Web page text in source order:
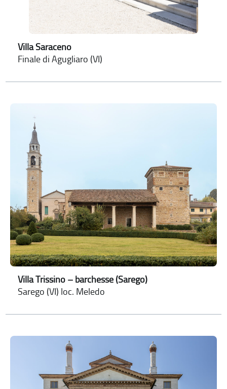
Villa Saraceno
Finale di Agugliaro (VI)
Villa Trissino – barchesse (Sarego)
Sarego (VI) loc. Meledo